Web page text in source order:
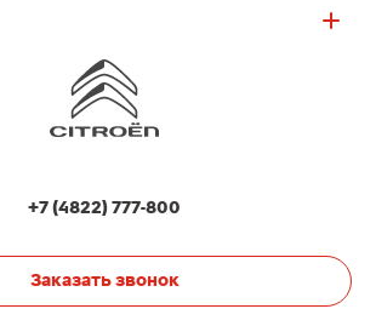
+7 (4822) 777-800
Заказать звонок